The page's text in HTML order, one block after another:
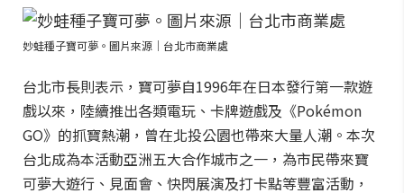
妙蛙種子寶可夢。圖片來源｜台北市商業處
台北市長則表示，寶可夢自1996年在日本發行第一款遊
戲以來，陸續推出各類電玩、卡牌遊戲及《Pokémon
GO》的抓寶熱潮，曾在北投公園也帶來大量人潮。本次
台北成為本活動亞洲五大合作城市之一，為市民帶來寶
可夢大遊行、見面會、快閃展演及打卡點等豐富活動，